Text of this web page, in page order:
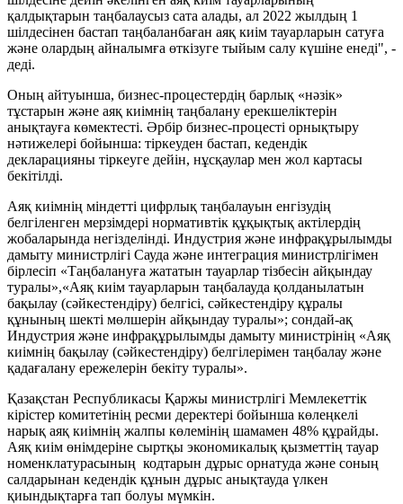
қалдықтарын таңбалаусыз сата алады, ал 2022 жылдың 1
шілдесінен бастап таңбаланбаған аяқ киім тауарларын сатуға
және олардың айналымға өткізуге тыйым салу күшіне енеді", -
деді.
Оның айтуынша, бизнес-процестердің барлық «нәзік»
тұстарын және аяқ киімнің таңбалану ерекшеліктерін
анықтауға көмектесті. Әрбір бизнес-процесті орнықтыру
нәтижелері бойынша: тіркеуден бастап, кедендік
декларацияны тіркеуге дейін, нұсқаулар мен жол картасы
бекітілді.
Аяқ киімнің міндетті цифрлық таңбалауын енгізудің
белгіленген мерзімдері нормативтік құқықтық актілердің
жобаларында негізделінді. Индустрия және инфрақұрылымды
дамыту министрлігі Сауда және интеграция министрлігімен
бірлесіп «Таңбалануға жататын тауарлар тізбесін айқындау
туралы»,«Аяқ киім тауарларын таңбалауда қолданылатын
бақылау (сәйкестендіру) белгісі, сәйкестендіру құралы
құнының шекті мөлшерін айқындау туралы»; сондай-ақ
Индустрия және инфрақұрылымды дамыту министрінің «Аяқ
киімнің бақылау (сәйкестендіру) белгілерімен таңбалау және
қадағалану ережелерін бекіту туралы».
Қазақстан Республикасы Қаржы министрлігі Мемлекеттік
кірістер комитетінің ресми деректері бойынша көлеңкелі
нарық аяқ киімнің жалпы көлемінің шамамен 48% құрайды.
Аяқ киім өнімдеріне сыртқы экономикалық қызметтің тауар
номенклатурасының кодтарын дұрыс орнатуда және соның
салдарынан кедендік құнын дұрыс анықтауда үлкен
қиындықтарға тап болуы мүмкін.